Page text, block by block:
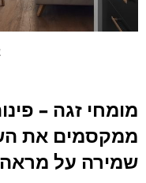
מומחי זגה –
ממקסמים את
שמירה על